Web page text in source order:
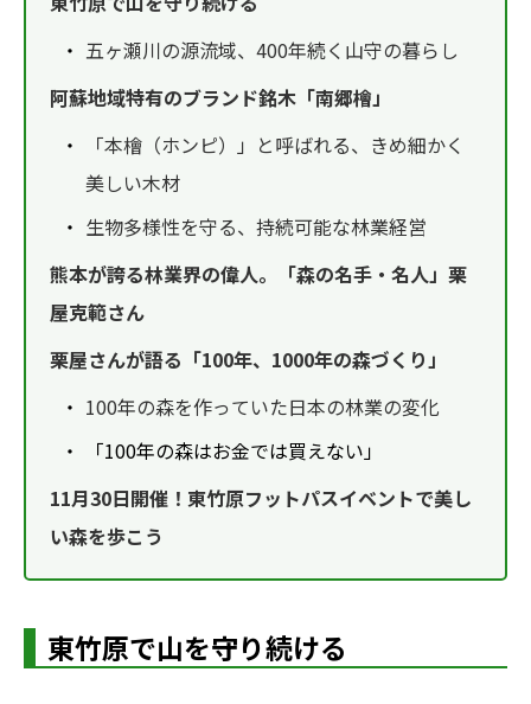
五ヶ瀬川の源流域、400年続く山守の暮らし
阿蘇地域特有のブランド銘木「南郷檜」
「本檜（ホンピ）」と呼ばれる、きめ細かく
美しい木材
生物多様性を守る、持続可能な林業経営
熊本が誇る林業界の偉人。「森の名手・名人」栗
屋克範さん
栗屋さんが語る「100年、1000年の森づくり」
100年の森を作っていた日本の林業の変化
「100年の森はお金では買えない」
11月30日開催！東竹原フットパスイベントで美し
い森を歩こう
東竹原で山を守り続ける